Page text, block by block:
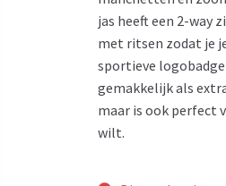
jas heeft een 2-way
met ritsen zodat je
sportieve
gemakkelijk als
maar is ook perfect
wilt.